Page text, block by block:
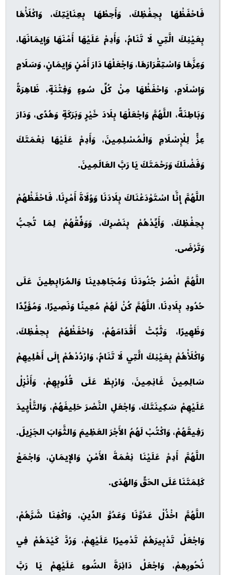
فَاحْفَظْهَا بِحِفْظِكَ، وَأَحِطْهَا بِعِنَايَتِكَ، وَاكْلَأْهَا
بِعَيْنِكَ الَّتِي لَا تَنَامُ، وَأَدِمْ عَلَيْهَا أَمْنَهَا وَإِيمَانَهَا،
وَعِزَّهَا وَاسْتِقْرَارَهَا، وَاجْعَلْهَا دَارَ أَمْنٍ وَإِيمَانٍ، وَسَلَامٍ
وَإِسْلَامٍ، وَاحْفَظْهَا مِنْ كُلِّ سُوءٍ وَفِتْنَةٍ، ظَاهِرَةً
وَبَاطِنَةً، اللَّهُمَّ وَاجْعَلْهَا بِلَادَ خَيْرٍ وَبَرَكَةٍ وَهُدًى، وَدَارَ
عِزٍّ لِلْإِسْلَامِ وَالْمُسْلِمِينَ، وَأَدِمْ عَلَيْهَا نِعْمَتَكَ
وَفَضْلَكَ وَرَحْمَتَكَ يَا رَبَّ العَالَمِينَ.
اللَّهُمَّ إِنَّا اسْتَوْدَعْنَاكَ بِلَادَنَا وَوُلَاةَ أَمْرِنَا، فَاحْفَظْهُمْ
بِحِفْظِكَ، وَأَيِّدْهُمْ بِنَصْرِكَ، وَوَفِّقْهُمْ لِمَا تُحِبُّ
وَتَرْضَى.
اللَّهُمَّ انْصُرْ جُنُودَنَا وَمُجَاهِدِينَا وَالمُرَابِطِينَ عَلَى
حُدُودِ بِلَادِنَا، اللَّهُمَّ كُنْ لَهُمْ مُعِينًا وَنَصِيرًا، وَمُؤَيِّدًا
وَظَهِيرًا، وَثَبِّتْ أَقْدَامَهُمْ، وَاحْفَظْهُمْ بِحِفْظِكَ،
وَاكْلَأْهُمْ بِعَيْنِكَ الَّتِي لَا تَنَامُ، وَارْدُدْهُمْ إِلَى أَهْلِيهِمْ
سَالِمِينَ غَانِمِينَ، وَارْبِطْ عَلَى قُلُوبِهِمْ، وَأَنْزِلْ
عَلَيْهِمْ سَكِينَتَكَ، وَاجْعَلِ النَّصْرَ حَلِيفَهُمْ، وَالتَّأْيِيدَ
رَفِيقَهُمْ، وَاكْتُبْ لَهُمُ الأَجْرَ العَظِيمَ وَالثَّوَابَ الجَزِيلَ.
اللَّهُمَّ أَدِمْ عَلَيْنَا نِعْمَةَ الأَمْنِ وَالإِيمَانِ، وَاجْمَعْ
كَلِمَتَنَا عَلَى الحَقِّ وَالهُدَى.
اللَّهُمَّ اخْذُلْ عَدُوَّنَا وَعَدُوَّ الدِّينِ، وَاكْفِنَا شَرَّهُمْ،
وَاجْعَلْ تَدْبِيرَهُمْ تَدْمِيرًا عَلَيْهِمْ، وَرُدَّ كَيْدَهُمْ فِي
نُحُورِهِمْ، وَاجْعَلْ دَائِرَةَ السُّوءِ عَلَيْهِمْ يَا رَبَّ